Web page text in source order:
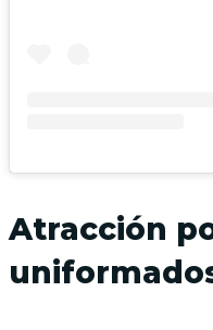
Atracción